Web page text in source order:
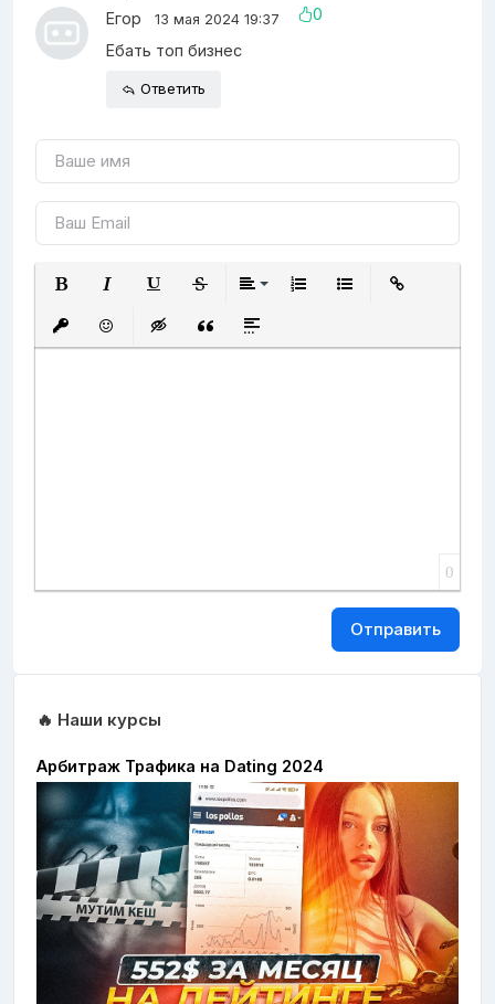
Егор
13 мая 2024 19:37
0
Ебать топ бизнес
Ответить
Вставить защищенную ссылку
Вставить смайлик
Вставка скрытого текста
Вставка цитаты
Вставка спойлера
0
Отправить
🔥 Наши курсы
Арбитраж Трафика на Dating 2024